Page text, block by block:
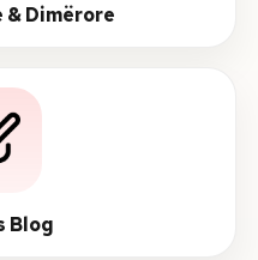
& Dimërore
Blog